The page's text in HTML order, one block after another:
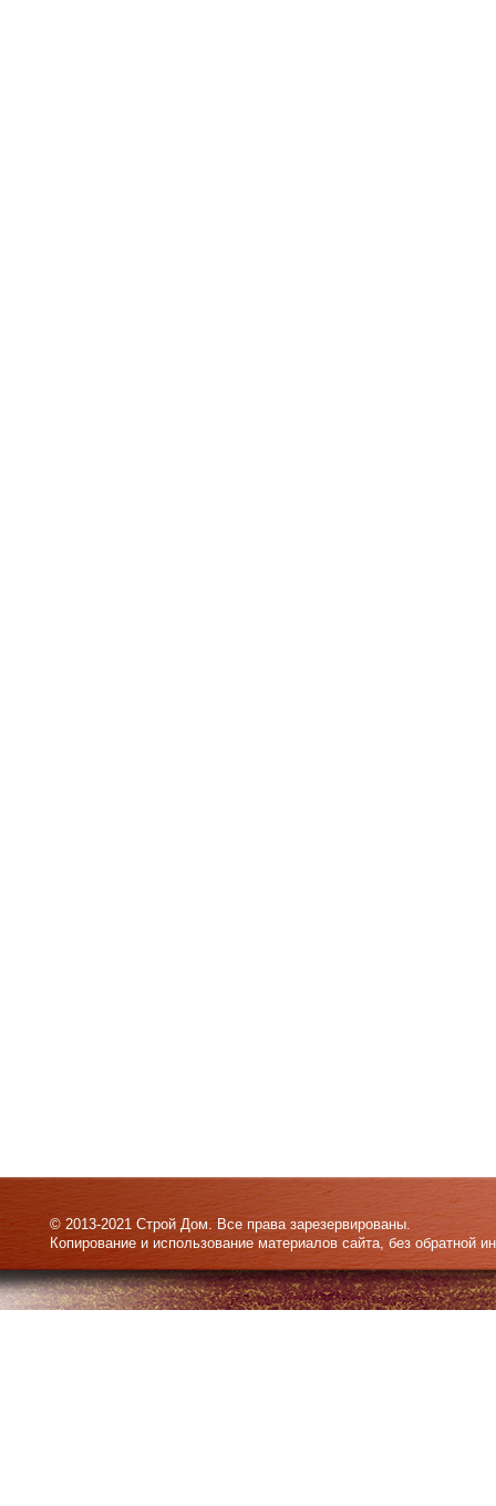
© 2013-2021 Строй Дом. Все права зарезервированы.
Копирование и использование материалов сайта, без обратной